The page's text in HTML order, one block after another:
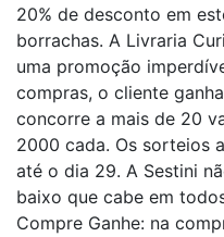
20% de desconto em
borrachas. A Livraria
uma promoção
compras, o cliente
concorre a mais de 20
2000 cada. Os sorteios
até o dia 29. A Sestini
baixo que cabe em
Compre Ganhe: na